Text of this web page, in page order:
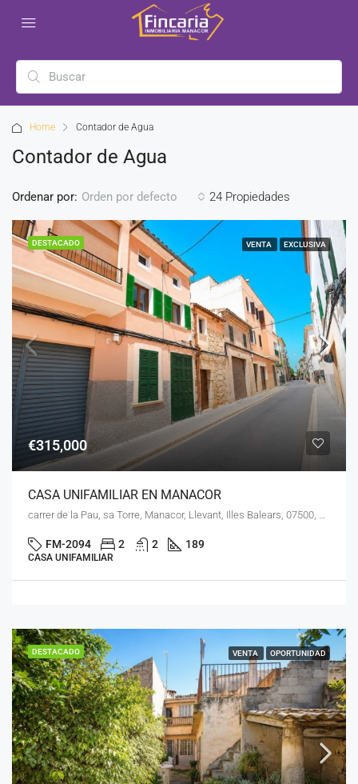
Home Contador de Agua
Contador de Agua
24 Propiedades
Ordenar por: Orden por defecto
DESTACADO VENTA EXCLUSIVA
€315,000
CASA UNIFAMILIAR EN MANACOR
FM-2094 2 2 189
CASA UNIFAMILIAR
DESTACADO VENTA OPORTUNIDAD